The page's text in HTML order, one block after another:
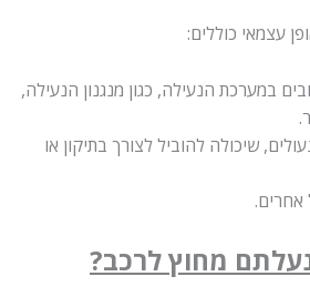
כוללים:
הנעילה, כגון מנגנון הנעילה,
שיכולה להוביל לצורך בתיקון או
מחוץ לרכב?